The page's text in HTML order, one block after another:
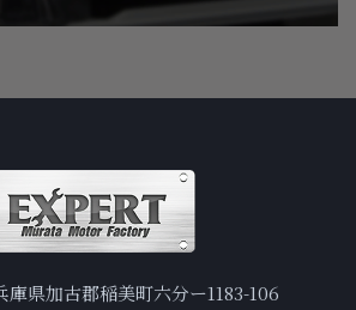
庫県加古郡稲美町六分ー1183-106